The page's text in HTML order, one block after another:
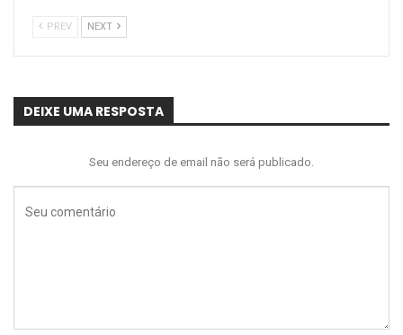
PREV NEXT
DEIXE UMA RESPOSTA
Seu endereço de email não será publicado.